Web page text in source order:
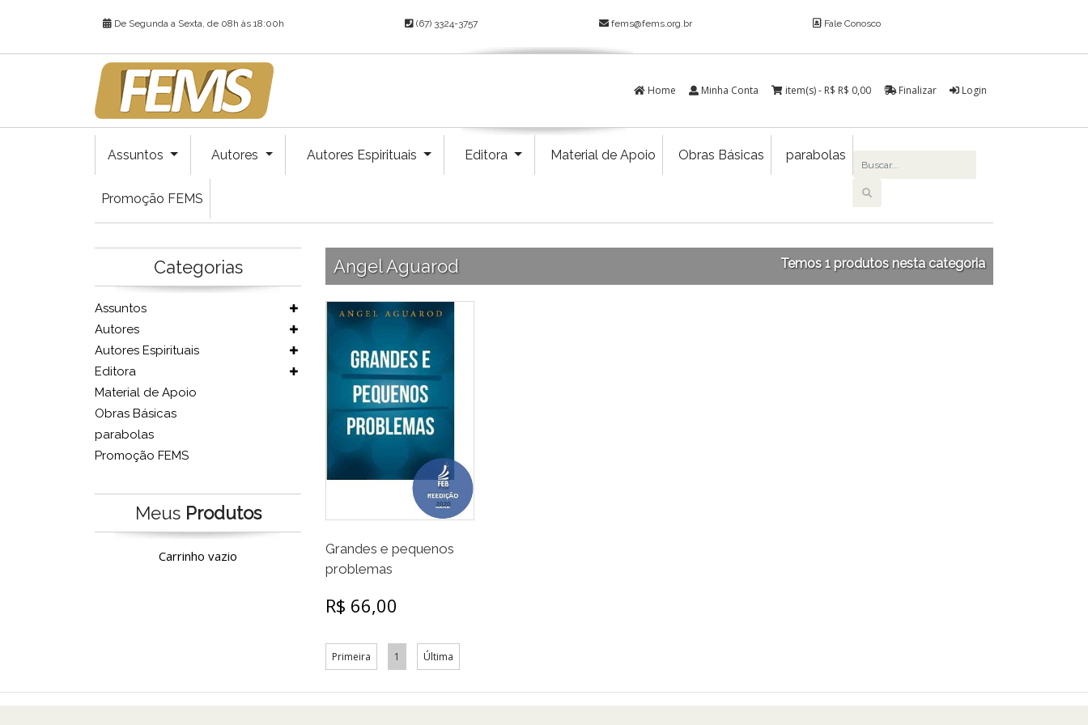
De Segunda a Sexta, de 08h às 18:00h (67) 3324-3757 fems@fems.org.br Fale Conosco
Home Minha Conta item(s) - R$ R$ 0,00 Finalizar Login
Assuntos Autores Autores Espirituais Editora Material de Apoio Obras Básicas parabolas
Promoção FEMS
Categorias
Assuntos
Autores
Autores Espirituais
Editora
Material de Apoio
Obras Básicas
parabolas
Promoção FEMS
Meus Produtos
Carrinho vazio
Angel Aguarod Temos 1 produtos nesta categoria
Grandes e pequenos
problemas
R$ 66,00
Primeira 1 Última